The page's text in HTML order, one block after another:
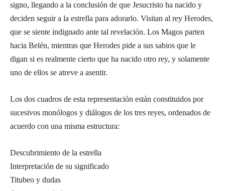
signo, llegando a la conclusión de que Jesucristo ha nacido y
deciden seguir a la estrella para adorarlo. Visitan al rey Herodes,
que se siente indignado ante tal revelación. Los Magos parten
hacia Belén, mientras que Herodes pide a sus sabios que le
digan si es realmente cierto que ha nacido otro rey, y solamente
uno de ellos se atreve a asentir.
Los dos cuadros de esta representación están constituidos por
sucesivos monólogos y diálogos de los tres reyes, ordenados de
acuerdo con una misma estructura:
Descubrimiento de la estrella
Interpretación de su significado
Titubeo y dudas